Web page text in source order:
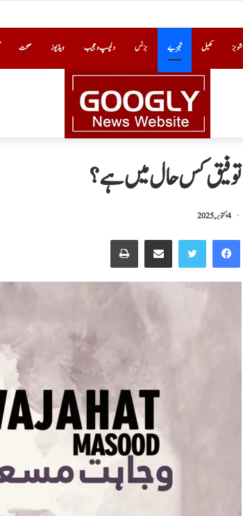
شوبز کھیل تجزیے بزنس دلچسپ و عجیب ویڈیوز صحت
توفیق کس حال میں ہے؟
4 اکتوبر, 2025